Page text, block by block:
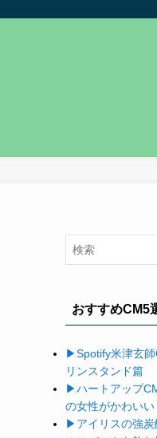
おすすめCM5
▶Spotify米津玄師
リンスタンド篇
▶ハートアップ
の女性がかわいい
▶アイリスの強炭